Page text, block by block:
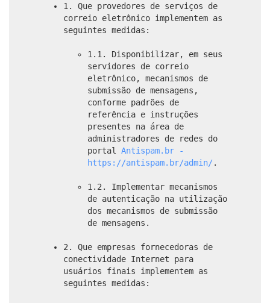
1. Que provedores de serviços de
correio eletrônico implementem as
seguintes medidas:
1.1. Disponibilizar, em seus
servidores de correio
eletrônico, mecanismos de
submissão de mensagens,
conforme padrões de
referência e instruções
presentes na área de
administradores de redes do
portal Antispam.br -
https://antispam.br/admin/.
1.2. Implementar mecanismos
de autenticação na utilização
dos mecanismos de submissão
de mensagens.
2. Que empresas fornecedoras de
conectividade Internet para
usuários finais implementem as
seguintes medidas: